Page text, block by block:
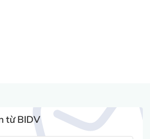
từ BIDV